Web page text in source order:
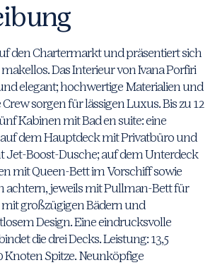
den Chartermarkt und präsentiert sich
Das Interieur von Ivana Porfiri
elegant; hochwertige Materialien und
sorgen für lässigen Luxus. Bis zu 12
Kabinen mit Bad en suite: eine
dem Hauptdeck mit Privatbüro und
Jet-Boost-Dusche; auf dem Unterdeck
mit Queen-Bett im Vorschiff sowie
achtern, jeweils mit Pullman-Bett für
großzügigen Bädern und
Design. Eine eindrucksvolle
die drei Decks. Leistung: 13,5
Knoten Spitze. Neunköpfige